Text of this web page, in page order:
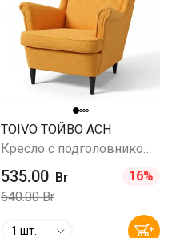
TOIVO ТОЙВО ACH
535.00 Br
16%
640.00 Br
1 шт.